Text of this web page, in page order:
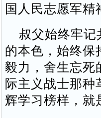
国人民志愿军
叔父始终牢记
的本色，始终保
毅力，舍生忘死
际主义战士那
辉学习榜样，就